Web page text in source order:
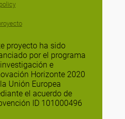
proyecto ha sido
por el programa
e
Horizonte 2020
Unión Europea
el acuerdo de
ID 101000496